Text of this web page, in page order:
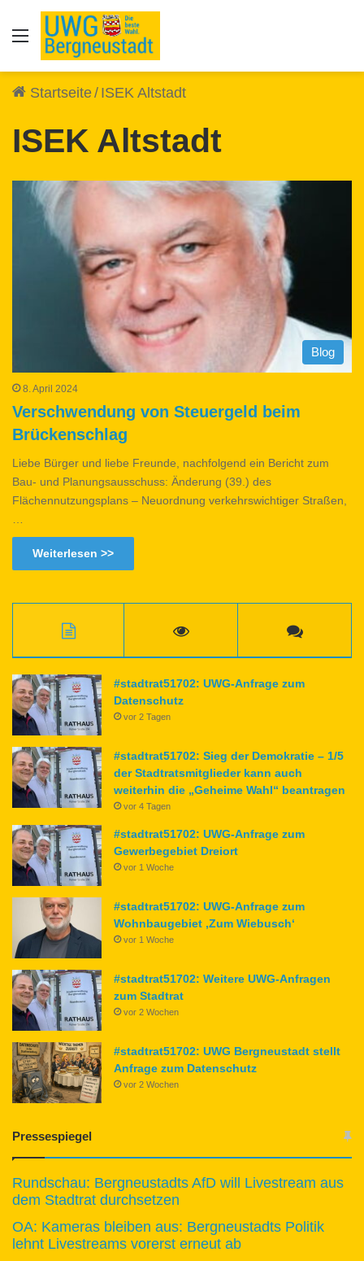
Auswahl
Startseite/ ISEK Altstadt
ISEK Altstadt
Blog
8. April 2024
Verschwendung von Steuergeld beim
Brückenschlag
Liebe Bürger und liebe Freunde, nachfolgend ein Bericht zum
Bau- und Planungsausschuss: Änderung (39.) des
Flächennutzungsplans – Neuordnung verkehrswichtiger Straßen,
Weiterlesen >>
#stadtrat51702: UWG-Anfrage zum
Datenschutz
vor 2 Tagen
#stadtrat51702: Sieg der Demokratie – 1/5
der Stadtratsmitglieder kann auch
weiterhin die „Geheime Wahl“ beantragen
vor 4 Tagen
#stadtrat51702: UWG-Anfrage zum
Gewerbegebiet Dreiort
vor 1 Woche
#stadtrat51702: UWG-Anfrage zum
Wohnbaugebiet ‚Zum Wiebusch‘
vor 1 Woche
#stadtrat51702: Weitere UWG-Anfragen
zum Stadtrat
vor 2 Wochen
#stadtrat51702: UWG Bergneustadt stellt
Anfrage zum Datenschutz
vor 2 Wochen
Pressespiegel
Rundschau: Bergneustadts AfD will Livestream aus
dem Stadtrat durchsetzen
OA: Kameras bleiben aus: Bergneustadts Politik
lehnt Livestreams vorerst erneut ab